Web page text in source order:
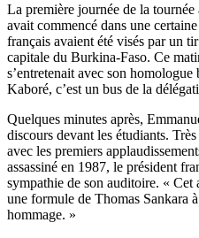
La première journée de la
avait commencé dans une
français avaient été visés par un
capitale du Burkina-Faso. Ce
s’entretenait avec son
Kaboré, c’est un bus de la
Quelques minutes après,
discours devant les étudiants.
avec les premiers
assassiné en 1987, le président
sympathie de son auditoire. « Cet
une formule de Thomas Sankara
hommage. »